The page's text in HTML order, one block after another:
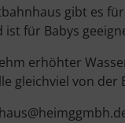
gibt es
für Babys
erhöhter
gleichviel von